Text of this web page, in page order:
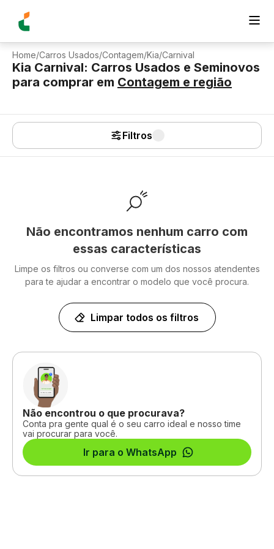
Home/Carros Usados/Contagem/Kia/Carnival
Kia Carnival: Carros Usados e Seminovos
para comprar em Contagem e região
Filtros
Não encontramos nenhum carro com
essas características
Limpe os filtros ou converse com um dos nossos atendentes
para te ajudar a encontrar o modelo que você procura.
Limpar todos os filtros
Não encontrou o que procurava?
Conta pra gente qual é o seu carro ideal e nosso time
vai procurar para você.
Ir para o WhatsApp